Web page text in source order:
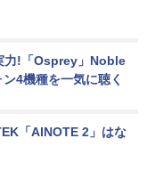
力!「Osprey」Noble
4機種を一気に聴く
「AINOTE 2」はな